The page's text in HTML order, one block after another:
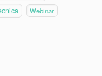
Webinar